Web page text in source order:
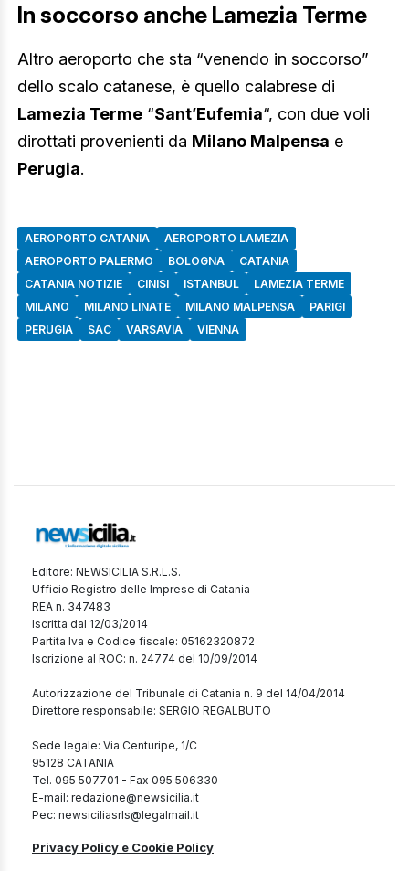
In soccorso anche Lamezia Terme
Altro aeroporto che sta “venendo in soccorso”
dello scalo catanese, è quello calabrese di
Lamezia Terme “Sant’Eufemia“, con due voli
dirottati provenienti da Milano Malpensa e
Perugia.
AEROPORTO CATANIA
AEROPORTO LAMEZIA
AEROPORTO PALERMO
BOLOGNA
CATANIA
CATANIA NOTIZIE
CINISI ISTANBUL
LAMEZIA TERME
MILANO
MILANO LINATE MILANO MALPENSA
PARIGI
PERUGIA
SAC VARSAVIA VIENNA
Editore: NEWSICILIA S.R.L.S.
Ufficio Registro delle Imprese di Catania
REA n. 347483
Iscritta dal 12/03/2014
Partita Iva e Codice fiscale: 05162320872
Iscrizione al ROC: n. 24774 del 10/09/2014
Autorizzazione del Tribunale di Catania n. 9 del 14/04/2014
Direttore responsabile: SERGIO REGALBUTO
Sede legale: Via Centuripe, 1/C
95128 CATANIA
Tel. 095 507701 - Fax 095 506330
E-mail: redazione@newsicilia.it
Pec: newsiciliasrls@legalmail.it
Privacy Policy e Cookie Policy